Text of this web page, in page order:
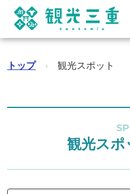
トップ › 観光スポット
観光スポ